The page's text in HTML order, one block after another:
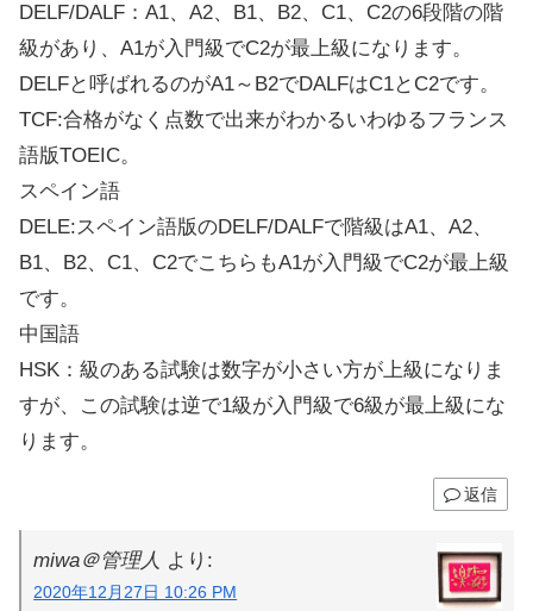
DELF/DALF：A1、A2、B1、B2、C1、C2の6段階の階
級があり、A1が入門級でC2が最上級になります。
DELFと呼ばれるのがA1～B2でDALFはC1とC2です。
TCF:合格がなく点数で出来がわかるいわゆるフランス
語版TOEIC。
スペイン語
DELE:スペイン語版のDELF/DALFで階級はA1、A2、
B1、B2、C1、C2でこちらもA1が入門級でC2が最上級
です。
中国語
HSK：級のある試験は数字が小さい方が上級になりま
すが、この試験は逆で1級が入門級で6級が最上級にな
ります。
返信
miwa＠管理人 より:
2020年12月27日 10:26 PM